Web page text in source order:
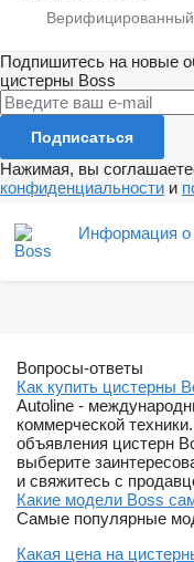
Подпишитесь на новые
цистерны Boss
Подписаться
Нажимая, вы
конфиденциальности и
Информация о
Вопросы-ответы
Как купить цистерны
Autoline -
коммерческой
объявления цистерн
выберите
и свяжитесь с
Какие модели Boss
Самые популярные
Какая цена на